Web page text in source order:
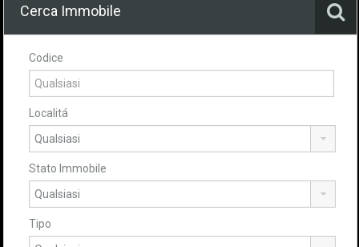
Cerca Immobile
Codice
Localitá
Stato Immobile
Tipo